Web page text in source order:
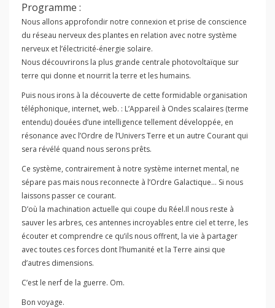
Programme :
Nous allons approfondir notre connexion et prise de conscience
du réseau nerveux des plantes en relation avec notre système
nerveux et l’électricité-énergie solaire.
Nous découvrirons la plus grande centrale photovoltaïque sur
terre qui donne et nourrit la terre et les humains.
Puis nous irons à la découverte de cette formidable organisation
téléphonique, internet, web. : L’Appareil à Ondes scalaires (terme
entendu) douées d’une intelligence tellement développée, en
résonance avec l’Ordre de l’Univers Terre et un autre Courant qui
sera révélé quand nous serons prêts.
Ce système, contrairement à notre système internet mental, ne
sépare pas mais nous reconnecte à l’Ordre Galactique… Si nous
laissons passer ce courant.
D’où la machination actuelle qui coupe du Réel.Il nous reste à
sauver les arbres, ces antennes incroyables entre ciel et terre, les
écouter et comprendre ce qu’ils nous offrent, la vie à partager
avec toutes ces forces dont l’humanité et la Terre ainsi que
d’autres dimensions.
C’est le nerf de la guerre. Om.
Bon voyage.